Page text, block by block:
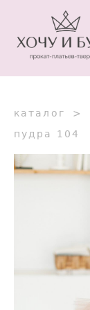
каталог >
пудра 104